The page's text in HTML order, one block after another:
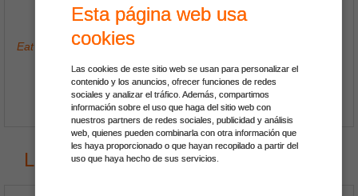
13 Fotos
Eat the Wolrd Restaurant, Turisme Gastronómic
Ver Más
Los últimos Restaurantes en España
Esta página web usa
cookies
Las cookies de este sitio web se usan para personalizar el
contenido y los anuncios, ofrecer funciones de redes
sociales y analizar el tráfico. Además, compartimos
información sobre el uso que haga del sitio web con
nuestros partners de redes sociales, publicidad y análisis
web, quienes pueden combinarla con otra información que
les haya proporcionado o que hayan recopilado a partir del
uso que haya hecho de sus servicios.